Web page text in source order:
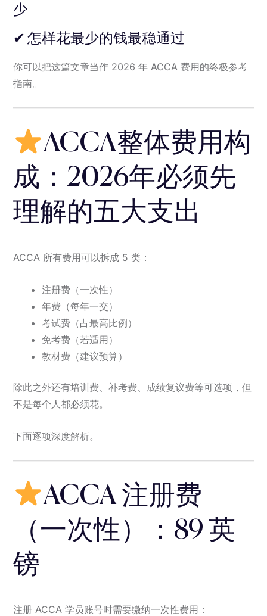
少
✔ 怎样花最少的钱最稳通过
你可以把这篇文章当作 2026 年 ACCA 费用的终极参考
指南。
ACCA整体费用构
成：2026年必须先
理解的五大支出
ACCA 所有费用可以拆成 5 类：
注册费（一次性）
年费（每年一交）
考试费（占最高比例）
免考费（若适用）
教材费（建议预算）
除此之外还有培训费、补考费、成绩复议费等可选项，但
不是每个人都必须花。
下面逐项深度解析。
ACCA 注册费
（一次性）：89 英
镑
注册 ACCA 学员账号时需要缴纳一次性费用：